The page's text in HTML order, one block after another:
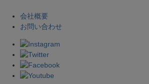
会社概要
お問い合わせ